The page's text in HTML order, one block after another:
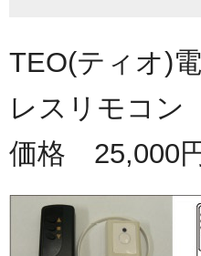
TEO(ティオ)
レスリモコン
価格 25,000